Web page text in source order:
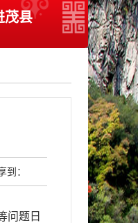
茂县
到：
问题日